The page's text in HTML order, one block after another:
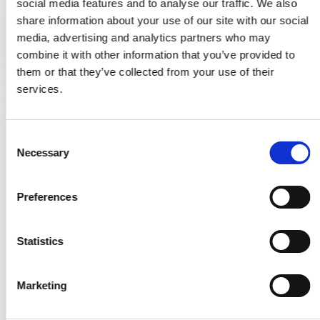
social media features and to analyse our traffic. We also
share information about your use of our site with our social
media, advertising and analytics partners who may
combine it with other information that you’ve provided to
them or that they’ve collected from your use of their
services.
Necessary
Preferences
Statistics
Marketing
653,00 SEK